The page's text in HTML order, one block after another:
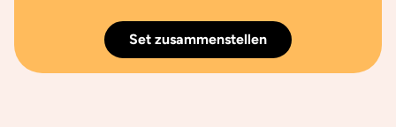
Set zusammenstellen